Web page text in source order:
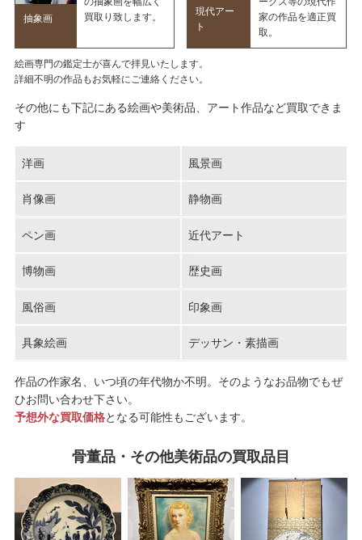
抽象画
買取り致します。
現代アー
ト
家の作品を適正買
取。
絵画専門の鑑定士が喜んで拝見いたします。
詳細不明の作品もお気軽にご連絡ください。
その他にも下記にある絵画や美術品、アート作品など買取できま
す
洋画 風景画
肖像画 静物画
ペン画 近代アート
博物画 歴史画
風俗画 印象画
具象絵画 デッサン・素描画
作品の作家名、いつ頃の年代物か不明。そのようなお品物でもぜ
ひお問い合わせ下さい。
予想外な買取価格となる可能性もございます。
骨董品・その他美術品の買取品目